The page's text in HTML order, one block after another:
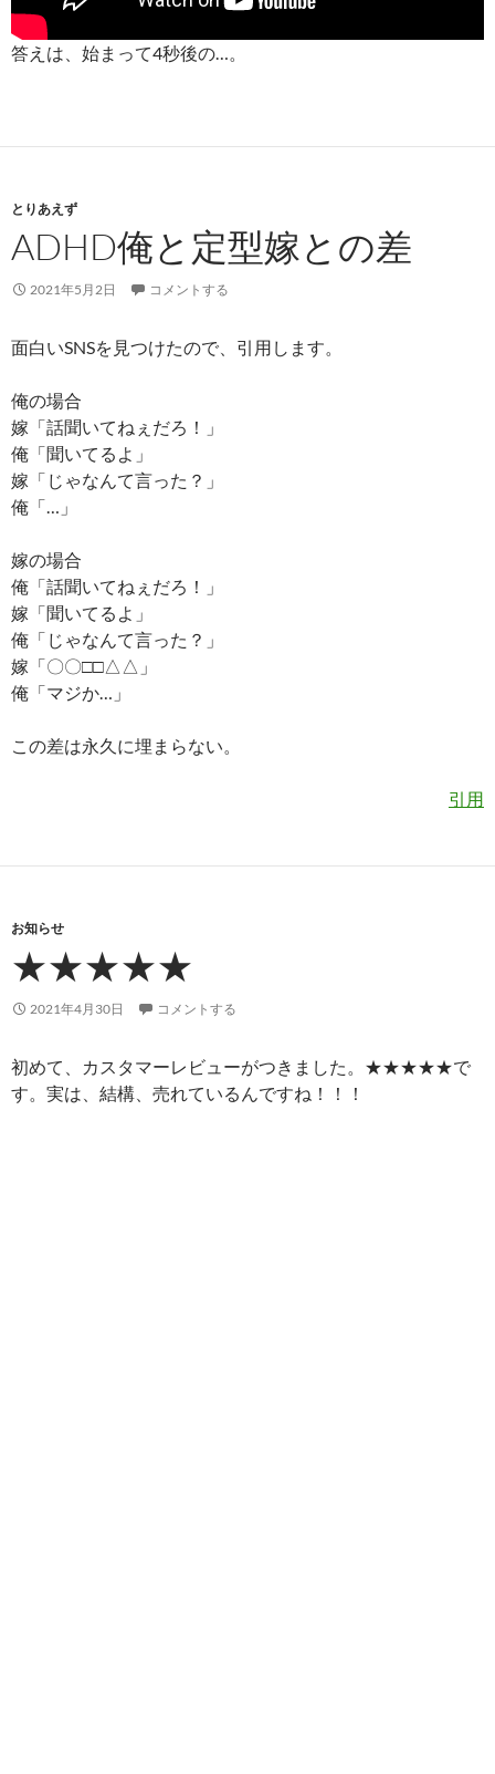
答えは、始まって4秒後の…。
とりあえず
ADHD俺と定型嫁との差
2021年5月2日 コメントする
面白いSNSを見つけたので、引用します。
俺の場合
嫁「話聞いてねぇだろ！」
俺「聞いてるよ」
嫁「じゃなんて言った？」
俺「…」
嫁の場合
俺「話聞いてねぇだろ！」
嫁「聞いてるよ」
俺「じゃなんて言った？」
嫁「〇〇□□△△」
俺「マジか…」
この差は永久に埋まらない。
引用
お知らせ
★★★★★
2021年4月30日 コメントする
初めて、カスタマーレビューがつきました。★★★★★で
す。実は、結構、売れているんですね！！！